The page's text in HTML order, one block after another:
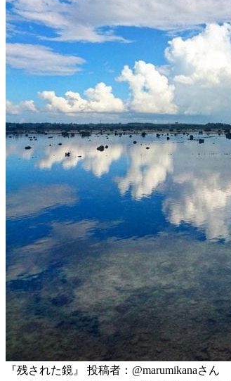
『残された鏡』 投稿者：@marumikanaさん